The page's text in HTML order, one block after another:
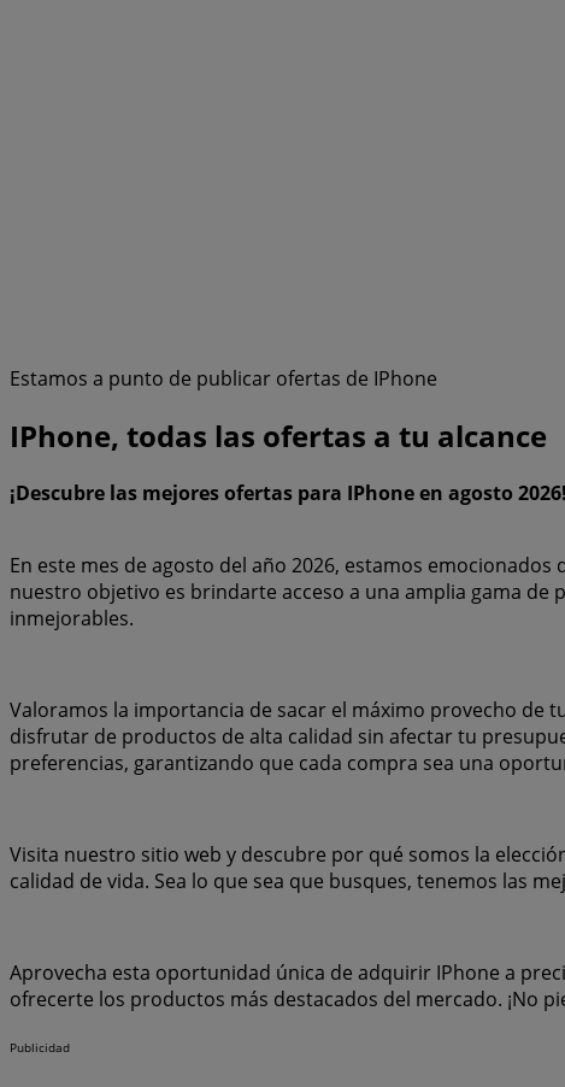
Estamos a punto de publicar ofertas de IPhone
IPhone, todas las ofertas a tu alcance
¡Descubre las mejores ofertas para IPhone en agosto 2026!
En este mes de agosto del año 2026, estamos
nuestro objetivo es brindarte acceso a una amplia gama
inmejorables.
Valoramos la importancia de sacar el máximo provecho de
disfrutar de productos de alta calidad sin afectar tu
preferencias, garantizando que cada compra sea una
Visita nuestro sitio web y descubre por qué somos la
calidad de vida. Sea lo que sea que busques, tenemos las
Aprovecha esta oportunidad única de adquirir IPhone a
ofrecerte los productos más destacados del mercado. ¡No
Publicidad